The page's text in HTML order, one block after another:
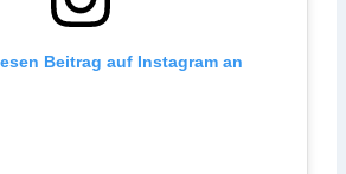
Beitrag auf Instagram an